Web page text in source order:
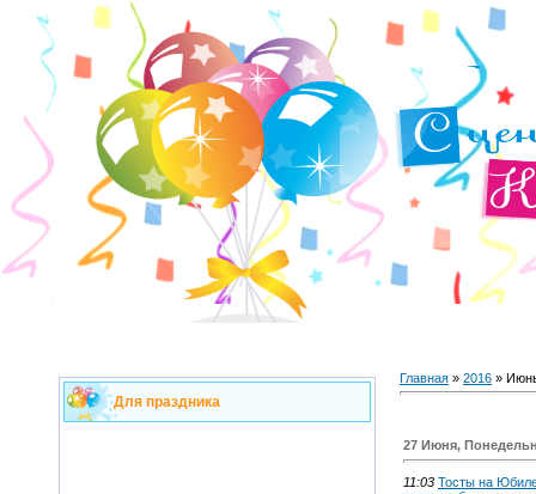
Для праздника
Главная » 2016 »
27 Июня,
11:03 Тосты на